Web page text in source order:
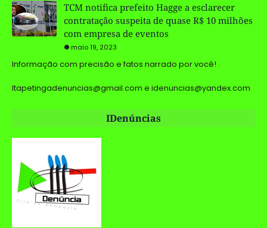
TCM notifica prefeito Hagge a esclarecer
contratação suspeita de quase R$ 10 milhões
com empresa de eventos
maio 19, 2023
Informação com precisão e fatos narrado por você!
Itapetingadenuncias@gmail.com e idenuncias@yandex.com
IDenúncias